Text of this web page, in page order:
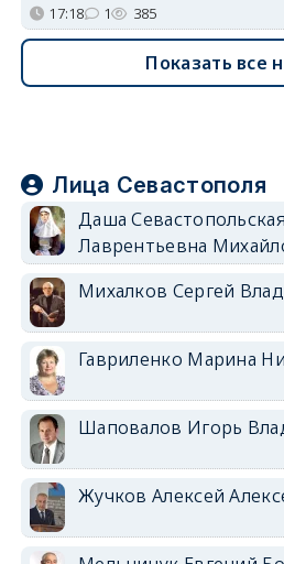
17:18 1 385
Показать все
Лица Севастополя
Даша
Лаврентьевна
Михалков Сергей
Гавриленко Марина
Шаповалов Игорь
Жучков Алексей